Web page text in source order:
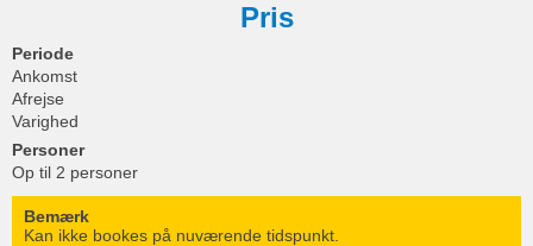
Pris
Periode
Ankomst
Afrejse
Varighed
Personer
Op til 2 personer
Bemærk
Kan ikke bookes på nuværende tidspunkt.